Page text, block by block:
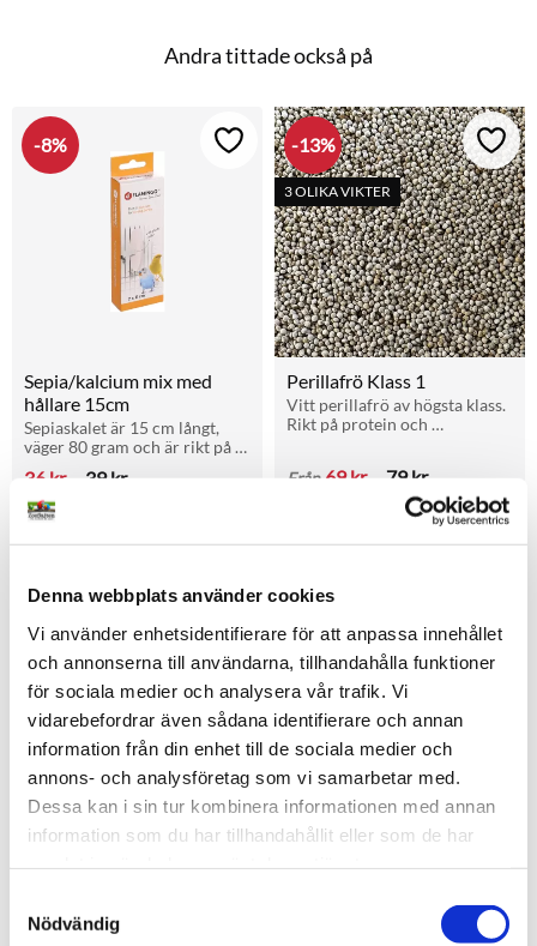
Denna webbplats använder cookies
Vi använder enhetsidentifierare för att anpassa innehållet
och annonserna till användarna, tillhandahålla funktioner
för sociala medier och analysera vår trafik. Vi
vidarebefordrar även sådana identifierare och annan
information från din enhet till de sociala medier och
annons- och analysföretag som vi samarbetar med.
Dessa kan i sin tur kombinera informationen med annan
information som du har tillhandahållit eller som de har
Nödvändig
Andra tittade också på
Sepia/kalcium mix med
hållare 15cm
Sepiaskalet är 15 cm långt,
väger 80 gram och är rikt på
plasthållare för enkel
upphängning, perfekt vid
äggläggning.
36 kr 39kr
8% Lägg till i favoriter
i lager
Perillafrö Klass 1
Vitt perillafrö av högsta klass.
Rikt på protein och
kanarier och unga fåglar.
Från 69kr 79kr
13%
3 OLIKA VIKTER
Lägg
Nigerfrö
Rikt på protein och nyttiga
kanariefåglar och småfåglar.
20KG
Lägg till i favoriter
Doseringsspruta
20 ml